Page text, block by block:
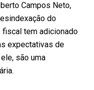
Campos Neto,
do
fiscal tem adicionado
expectativas de
são uma